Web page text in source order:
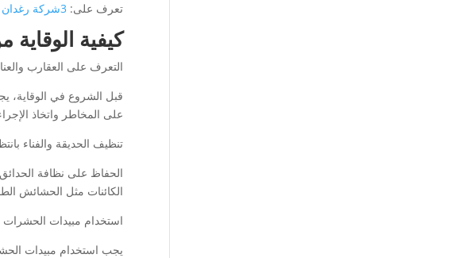
تعرف على: 3شركة رغدان تنظيف ومكافحة حشرات
كيفية
التعرف على العقارب
قبل الشروع في الوقاية،
على المخاطر واتخاذ
تنظيف الحديقة والفناء
الحفاظ على نظافة
الكائنات مثل الحشائش
استخدام مبيدات الحشرات
يجب استخدام مبيدات